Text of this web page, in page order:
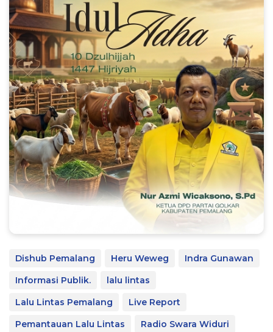
Dishub Pemalang Heru Weweg
Indra Gunawan
Informasi Publik.
lalu lintas
Lalu Lintas Pemalang
Live Report
Pemantauan Lalu Lintas
Radio Swara Widuri